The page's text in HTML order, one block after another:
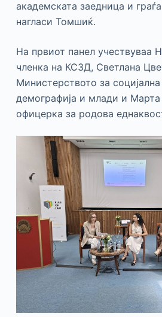
академската заедница и
нагласи Томшиќ.
На првиот панел учествуваа
членка на КСЗД, Светлана
Министерството за
демографија и млади и
офицерка за родова